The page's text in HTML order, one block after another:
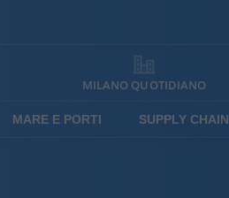
MILANO QUOTIDIANO
MARE E PORTI SUPPLY CHAIN